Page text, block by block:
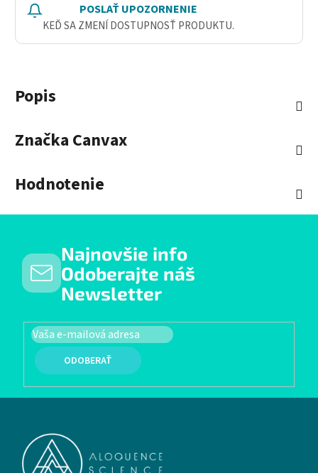
POSLAŤ UPOZORNENIE
KEĎ SA ZMENÍ DOSTUPNOSŤ PRODUKTU.
Popis
Značka Canvax
Hodnotenie
Najnovšie info
Odoberajte náš
Newsletter
PRIHLÁSIŤ SA